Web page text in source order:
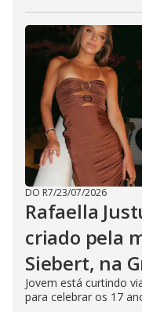
DO R7/23/07/2026
Rafaella
criado pela
Siebert, na
Jovem está curtindo
para celebrar os 17